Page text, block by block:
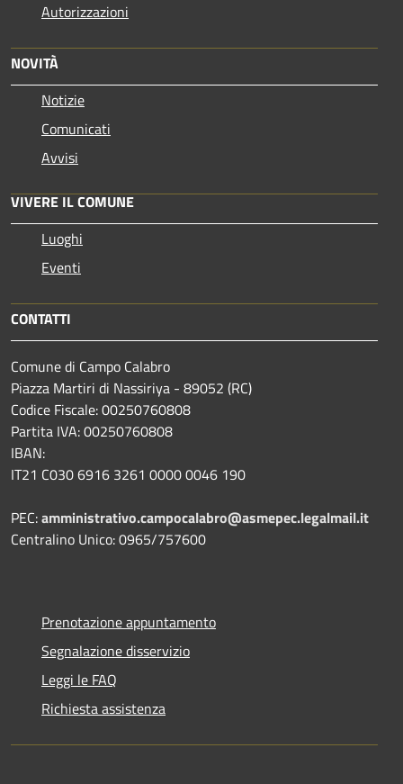
Autorizzazioni
NOVITÀ
Notizie
Comunicati
Avvisi
VIVERE IL COMUNE
Luoghi
Eventi
CONTATTI
Comune di Campo Calabro
Piazza Martiri di Nassiriya - 89052 (RC)
Codice Fiscale: 00250760808
Partita IVA: 00250760808
IBAN:
IT21 C030 6916 3261 0000 0046 190
PEC:amministrativo.campocalabro@asmepec.legalmail.it
Centralino Unico: 0965/757600
Prenotazione appuntamento
Segnalazione disservizio
Leggi le FAQ
Richiesta assistenza